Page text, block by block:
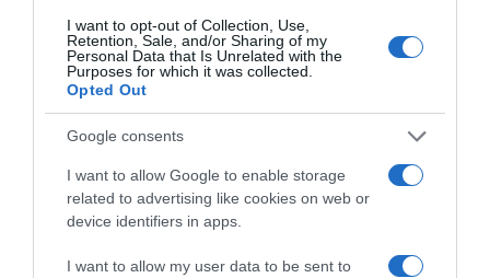
I want to opt-out of Collection, Use,
Retention, Sale, and/or Sharing of my
Personal Data that Is Unrelated with the
Purposes for which it was collected.
Opted Out
Google consents
I want to allow Google to enable storage
related to advertising like cookies on web or
device identifiers in apps.
I want to allow my user data to be sent to
Γεωργιάδης για διαδηλωτές της ΑΝΤΑΡΣΥΑ
έξω από το υπουργείο: “Δεν κλείνουμε την
πόρτα σε κανένα πολίτη όσο και να
διαφωνούμε”
Η ανάρτηση του υπουργού Υγείας
28.01.2026 - 14:58